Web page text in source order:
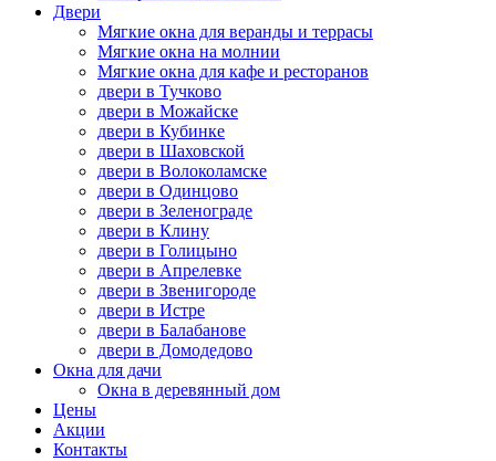
Двери
Мягкие окна для веранды и террасы
Мягкие окна на молнии
Мягкие окна для кафе и ресторанов
двери в Тучково
двери в Можайске
двери в Кубинке
двери в Шаховской
двери в Волоколамске
двери в Одинцово
двери в Зеленограде
двери в Клину
двери в Голицыно
двери в Апрелевке
двери в Звенигороде
двери в Истре
двери в Балабанове
двери в Домодедово
Окна для дачи
Окна в деревянный дом
Цены
Акции
Контакты